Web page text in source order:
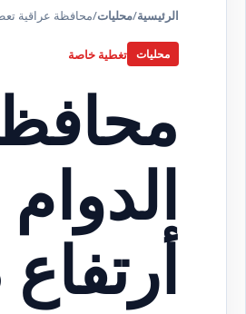
الرئيسية/محليات/محافظة عراقية
محليات تغطية خاصة